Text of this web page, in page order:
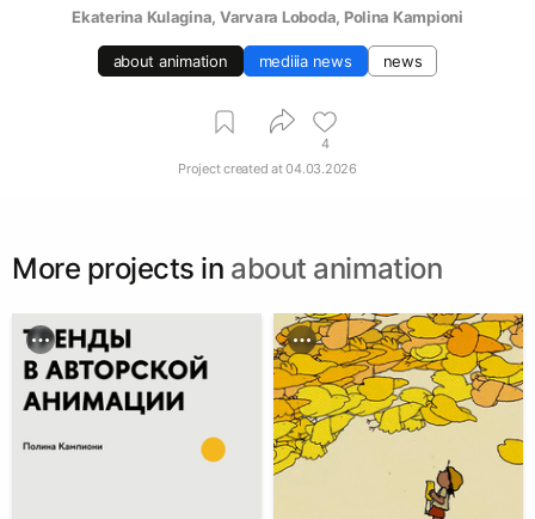
Ekaterina Kulagina, Varvara Loboda, Polina Kampioni
about animation mediiia news news
4
Project created at04.03.2026
More projects in about animation